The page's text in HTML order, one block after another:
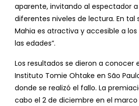
aparente, invitando al espectador
diferentes niveles de lectura. En tal
Mahia es atractiva y accesible a
las edades”.
Los resultados se dieron a conocer
Instituto Tomie Ohtake en São
donde se realizó el fallo. La
cabo el 2 de diciembre en el